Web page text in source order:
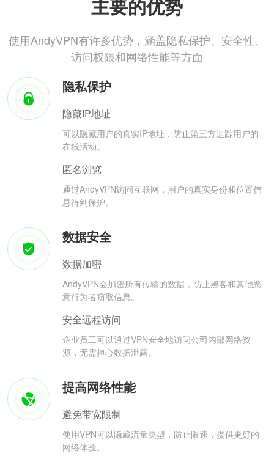
主要的优势
使用AndyVPN有许多优势，涵盖隐私保护、安全性、
访问权限和网络性能等方面
隐私保护
隐藏IP地址
可以隐藏用户的真实IP地址，防止第三方追踪用户的
在线活动。
匿名浏览
通过AndyVPN访问互联网，用户的真实身份和位置信
息得到保护。
数据安全
数据加密
AndyVPN会加密所有传输的数据，防止黑客和其他恶
意行为者窃取信息。
安全远程访问
企业员工可以通过VPN安全地访问公司内部网络资
源，无需担心数据泄露。
提高网络性能
避免带宽限制
使用VPN可以隐藏流量类型，防止限速，提供更好的
网络体验。